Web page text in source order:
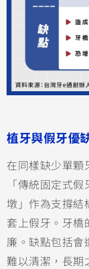
植牙與假牙優
在同樣缺少單顆
「傳統固定式
墩」作為支撐結
套上假牙。牙橋
廉。缺點包括會
難以清潔，長期